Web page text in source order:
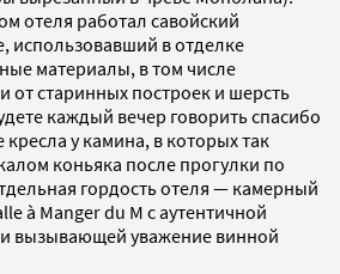
отеля работал савойский
использовавший в отделке
материалы, в том числе
от старинных построек и шерсть
каждый вечер говорить спасибо
у камина, в которых так
коньяка после прогулки по
гордость отеля — камерный
à Manger du M с аутентичной
вызывающей уважение винной